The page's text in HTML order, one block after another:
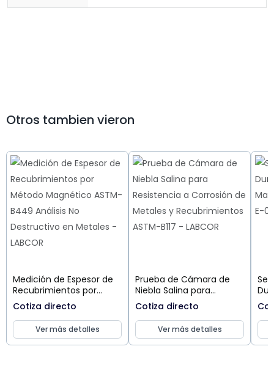
Otros tambien vieron
Medición de Espesor de
Recubrimientos por
Método Magnético
ASTM-B449 Análisis No
Destructivo en Metales
Cotiza directo
Ver más detalles
Prueba de Cámara de
Niebla Salina para
Resistencia a Corrosión
de Metales y
Recubrimientos ASTM-
B117
Cotiza directo
Ver más detalles